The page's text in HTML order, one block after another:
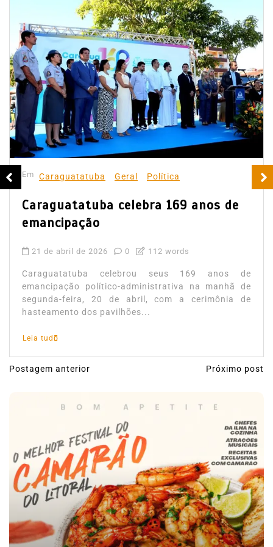
Em Caraguatatuba Geral Política
Caraguatatuba celebra 169 anos de
emancipação
21 de abril de 2026 0 112 words
Caraguatatuba celebrou seus 169 anos de
emancipação político-administrativa na manhã de
segunda-feira, 20 de abril, com a cerimônia de
hasteamento dos pavilhões...
Leia tudo
N
g
a
ç
o
Postagem anterior Próximo post